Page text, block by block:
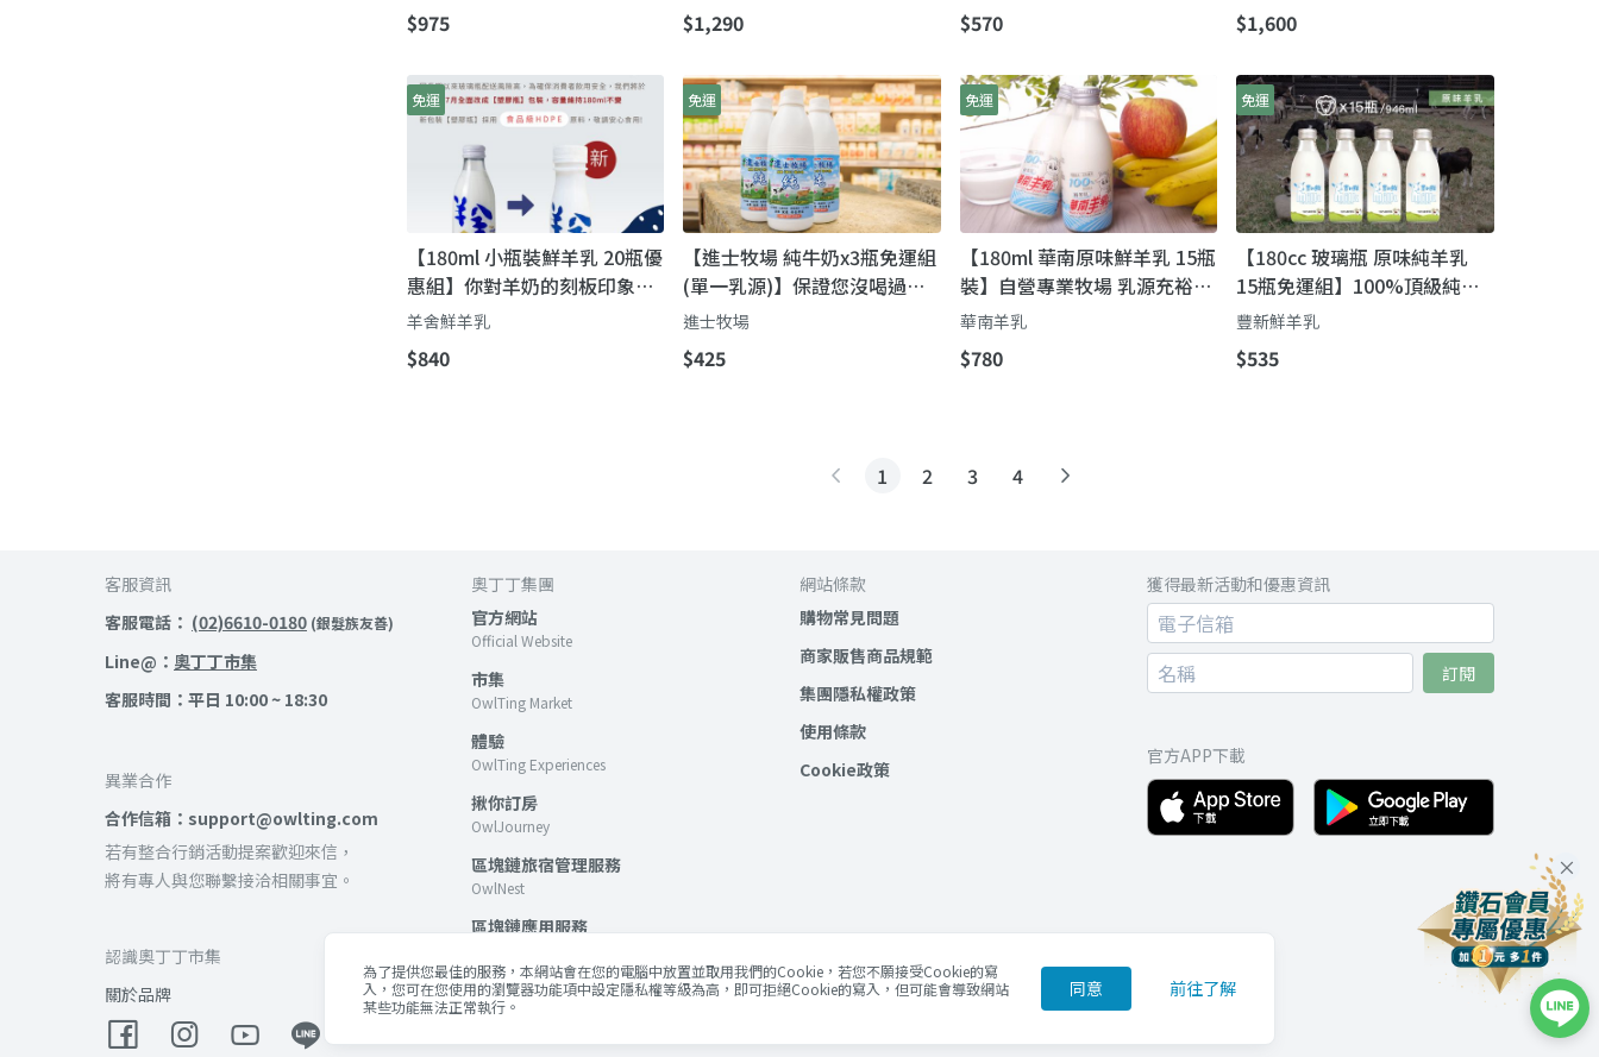
$975 $1,290 $570 $1,600
免運
【180ml 小瓶裝鮮羊乳 20瓶優
惠組】你對羊奶的刻板印象，
將被「羊舍」徹底顛覆！
羊舍鮮羊乳
$840
免運
【進士牧場 純牛奶x3瓶免運組
(單一乳源)】保證您沒喝過的
「娟姍」級濃醇香
進士牧場
$425
免運
【180ml 華南原味鮮羊乳 15瓶
裝】自營專業牧場 乳源充裕品
質穩定
華南羊乳
$780
免運
【180cc 玻璃瓶 原味純羊乳
15瓶免運組】100%頂級純羊
奶 無乳化劑 消泡劑 人工色素
人工香料
豐新鮮羊乳
$535
1 2 3 4
客服資訊
客服電話： (02)6610-0180 (銀髮族友善)
Line@： 奧丁丁市集
客服時間：平日 10:00 ~ 18:30
異業合作
合作信箱：support@owlting.com
若有整合行銷活動提案歡迎來信，
將有專人與您聯繫接洽相關事宜。
認識奧丁丁市集
關於品牌
奧丁丁集團
官方網站
Official Website
市集
OwlTing Market
體驗
OwlTing Experiences
揪你訂房
OwlJourney
區塊鏈旅宿管理服務
OwlNest
區塊鏈應用服務
客棧
OwlTing Blog
網站條款
購物常見問題
商家販售商品規範
集團隱私權政策
使用條款
Cookie政策
獲得最新活動和優惠資訊
訂閱
官方APP下載
為了提供您最佳的服務，本網站會在您的電腦中放置並取用我們的Cookie，若您不願接受Cookie的寫
入，您可在您使用的瀏覽器功能項中設定隱私權等級為高，即可拒絕Cookie的寫入，但可能會導致網站
某些功能無法正常執行。
同意 前往了解